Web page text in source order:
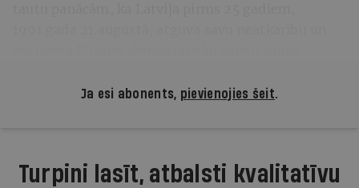
Ja esi abonents, pievienojies šeit.
Turpini lasīt, atbalsti kvalitatīvu